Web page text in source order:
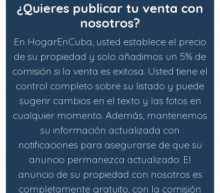
¿Quieres publicar tu venta con
nosotros?
En HogarEnCuba, usted establece el precio
de su propiedad y solo añadimos un 5% de
comisión si la venta es exitosa. Usted tiene el
control completo sobre su listado y puede
sugerir cambios en el texto y las fotos en
cualquier momento. Además, mantenemos
su información actualizada con
notificaciones para asegurarse de que su
anuncio permanezca actualizado. El
anuncio de su propiedad con nosotros es
completamente gratuito, con la comisión